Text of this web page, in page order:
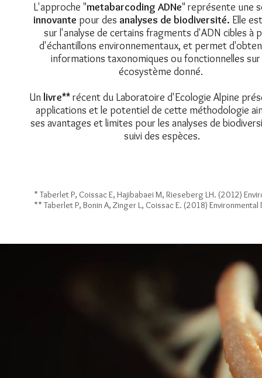
L'approche "metabarcoding ADNe" représente une
innovante pour des analyses de biodiversité. Elle
sur l'analyse de certains fragments d'ADN cibles à
d'échantillons environnementaux, et permet
informations taxonomiques ou fonctionnelles sur
écosystème donné.
Un livre**récent du Laboratoire d'Ecologie Alpine
applications et le potentiel de cette méthodologie
ses avantages et limites pour les analyses de
suivi des espèces.
* Taberlet P, Coissac E, Hajibabaei M, Rieseberg LH. (2012)
** Taberlet P, Bonin A, Zinger L, Coissac E. (2018)